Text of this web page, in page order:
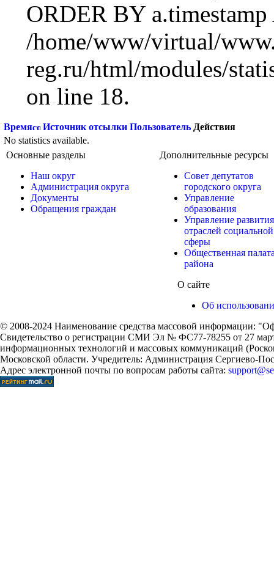
ORDER BY
/home/www/virtual/
reg.ru/html/modules/
on line 18.
Время Источник отсылки Пользователь Действия
No statistics available.
Основные разделы
Наш округ
Администрация округа
Документы
Обращения граждан
Дополнительные ресурсы
Совет депутатов
городского округа
Управление
образования
Управление развития
отраслей социальной
сферы
Общественная
района
О сайте
Об
© 2008-2024 Наименование средства массовой информации:
Свидетельство о регистрации СМИ Эл № ФС77-78255 от 27
информационных технологий и массовых коммуникаций
Московской области. Учредитель: Администрация Сергиево-
Адрес электронной почты по вопросам работы сайта: